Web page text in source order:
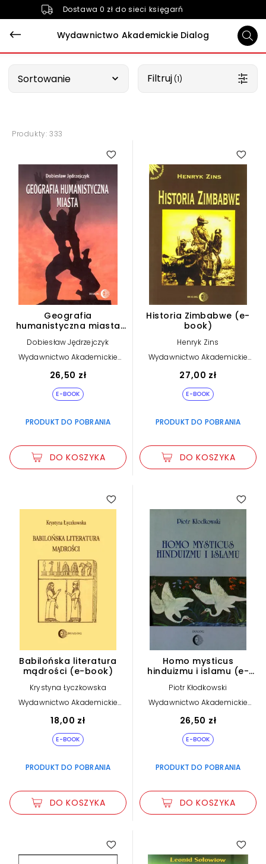
Dostawa 0 zł do sieci księgarń
Wydawnictwo Akademickie Dialog
Sortowanie Filtruj (1)
Produkty: 333
Geografia
humanistyczna miasta
Dobiesław Jędrzejczyk
Wydawnictwo Akademickie
26,50 zł
E-BOOK
PRODUKT DO POBRANIA
DO KOSZYKA
Historia Zimbabwe (e-
book)
Henryk Zins
Wydawnictwo Akademickie
27,00 zł
E-BOOK
PRODUKT DO POBRANIA
DO KOSZYKA
Babilońska literatura
mądrości (e-book)
Krystyna Łyczkowska
Wydawnictwo Akademickie
18,00 zł
E-BOOK
PRODUKT DO POBRANIA
DO KOSZYKA
Homo mysticus
hinduizmu i islamu (e-
Piotr Kłodkowski
Wydawnictwo Akademickie
26,50 zł
E-BOOK
PRODUKT DO POBRANIA
DO KOSZYKA